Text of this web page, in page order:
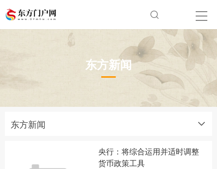
东方新闻
东方新闻
央行：将综合运用并适时调整
货币政策工具